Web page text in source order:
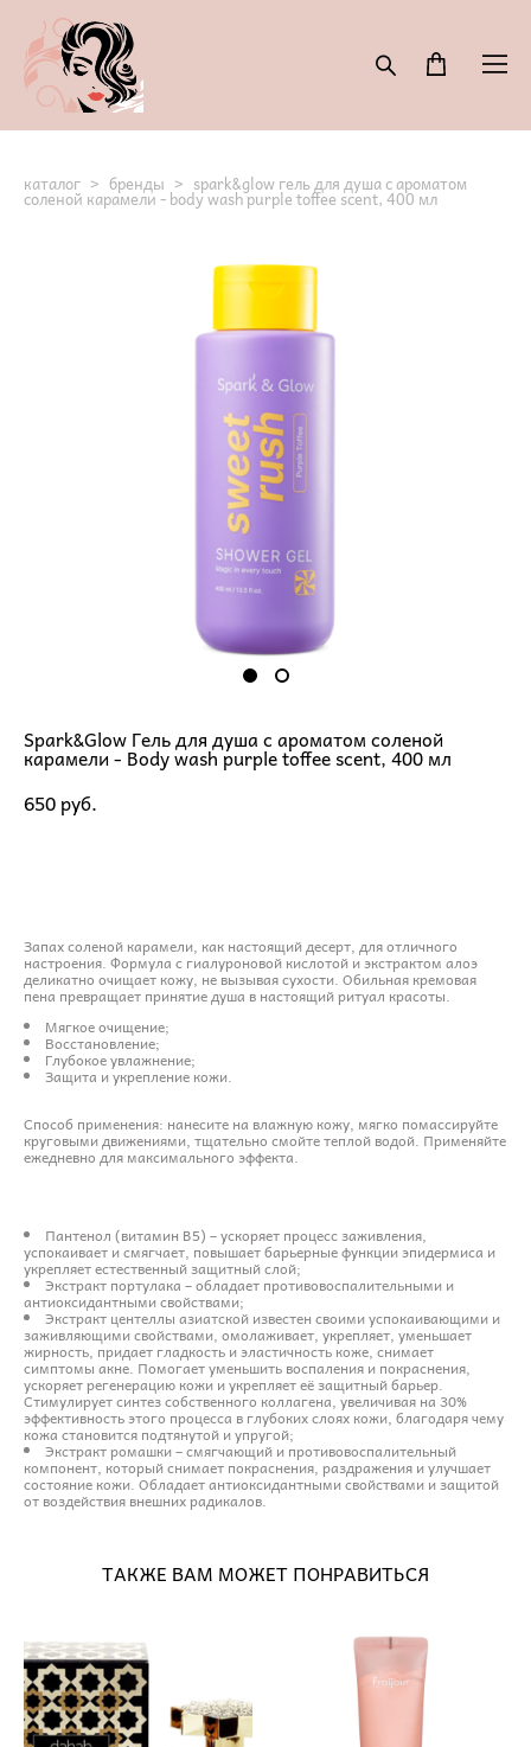
каталог > бренды > spark&glow гель для душа с ароматом
соленой карамели - body wash purple toffee scent, 400 мл
Spark&Glow Гель для душа с ароматом соленой
карамели - Body wash purple toffee scent, 400 мл
650 pуб.
Запах соленой карамели, как настоящий десерт, для отличного
настроения. Формула с гиалуроновой кислотой и экстрактом алоэ
деликатно очищает кожу, не вызывая сухости. Обильная кремовая
пена превращает принятие душа в настоящий ритуал красоты.
Мягкое очищение;
Восстановление;
Глубокое увлажнение;
Защита и укрепление кожи.
Способ применения: нанесите на влажную кожу, мягко помассируйте
круговыми движениями, тщательно смойте теплой водой. Применяйте
ежедневно для максимального эффекта.
Пантенол (витамин B5) – ускоряет процесс заживления,
успокаивает и смягчает, повышает барьерные функции эпидермиса и
укрепляет естественный защитный слой;
Экстракт портулака – обладает противовоспалительными и
антиоксидантными свойствами;
Экстракт центеллы азиатской известен своими успокаивающими и
заживляющими свойствами, омолаживает, укрепляет, уменьшает
жирность, придает гладкость и эластичность коже, снимает
симптомы акне. Помогает уменьшить воспаления и покраснения,
ускоряет регенерацию кожи и укрепляет её защитный барьер.
Стимулирует синтез собственного коллагена, увеличивая на 30%
эффективность этого процесса в глубоких слоях кожи, благодаря чему
кожа становится подтянутой и упругой;
Экстракт ромашки – смягчающий и противовоспалительный
компонент, который снимает покраснения, раздражения и улучшает
состояние кожи. Обладает антиоксидантными свойствами и защитой
от воздействия внешних радикалов.
ТАКЖЕ ВАМ МОЖЕТ ПОНРАВИТЬСЯ